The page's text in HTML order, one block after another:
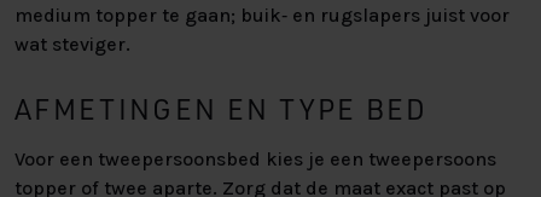
medium topper te gaan; buik‑ en rugslapers juist voor
wat steviger.
AFMETINGEN EN TYPE BED
Voor een tweepersoonsbed kies je een tweepersoons
topper of twee aparte. Zorg dat de maat exact past op